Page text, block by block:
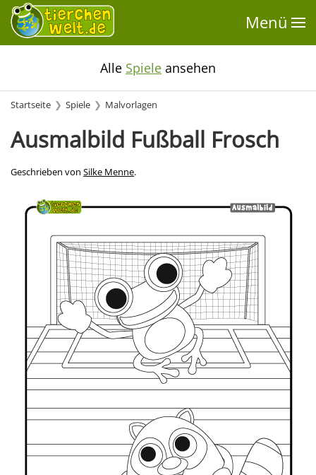
Menü
Alle Spiele ansehen
Startseite Spiele Malvorlagen
Ausmalbild Fußball Frosch
Geschrieben von Silke Menne.